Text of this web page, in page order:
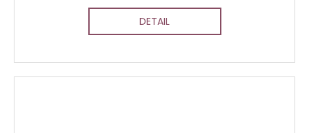
DETAIL